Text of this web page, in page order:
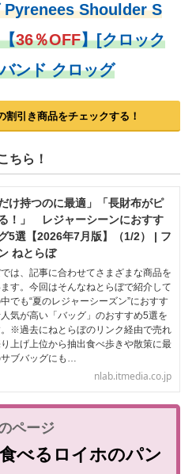
Pyrenees Shoulder S
【36％OFF】[クロック
ンド クロッグ
割引き商品をチェックする！
ちら！
け持つのに最適」「長財布がピ
！」 レジャーシーンにおすす
5選【2026年7月版】（1/2） | フ
ねとらぼ
は、記事に合わせてさまざまな商品を
す。今回はそんなねとらぼで紹介して
でも“夏のレジャーシーズン”におすす
気が高い「バッグ」のおすすめ5選を
※過去にねとらぼのリンク経由で売れ
上げ上位から抽出食べ歩きや散策に最
ブバッグにも…
nlab.itmedia.co.jp
べるロイホのパン